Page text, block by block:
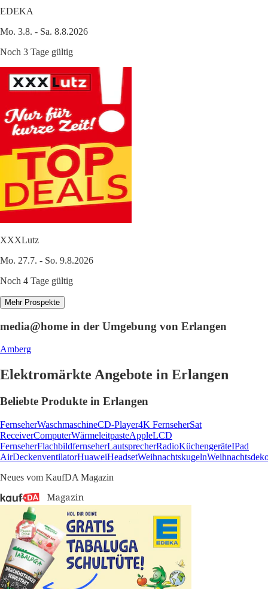
EDEKA
Mo. 3.8. - Sa. 8.8.2026
Noch 3 Tage gültig
XXXLutz
Mo. 27.7. - So. 9.8.2026
Noch 4 Tage gültig
Mehr Prospekte
media@home in der Umgebung von Erlangen
Amberg
Elektromärkte Angebote in Erlangen
Beliebte Produkte in Erlangen
FernseherWaschmaschineCD-Player4K FernseherSat
ReceiverComputerWärmeleitpasteAppleLCD
FernseherFlachbildfernseherLautsprecherRadioKüchengeräteIPad
AirDeckenventilatorHuaweiHeadsetWeihnachtskugeln
Neues vom KaufDA Magazin